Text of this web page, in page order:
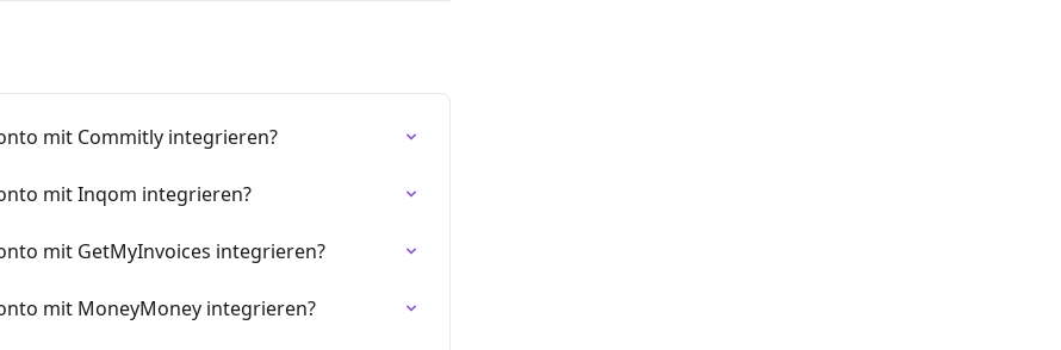
mit Commitly integrieren?
mit Inqom integrieren?
mit GetMyInvoices integrieren?
mit MoneyMoney integrieren?